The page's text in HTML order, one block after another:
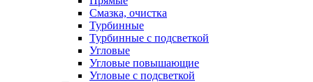
Смазка, очистка
Турбинные
Турбинные с подсветкой
Угловые
Угловые повышающие
Угловые с подсветкой